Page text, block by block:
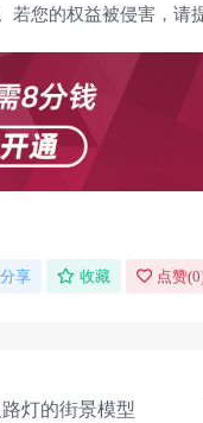
若您的权益被侵害，请
分享 收藏 点赞(0
灯的街景模型